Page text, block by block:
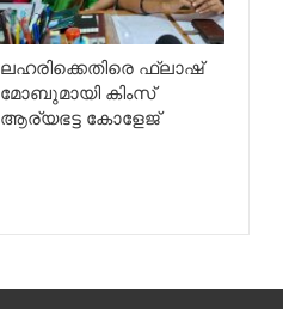
ലഹരിക്കെതിരെ ഫ്ലാഷ്
മോബുമായി കിംസ്
ആര്യഭട്ട കോളേജ്